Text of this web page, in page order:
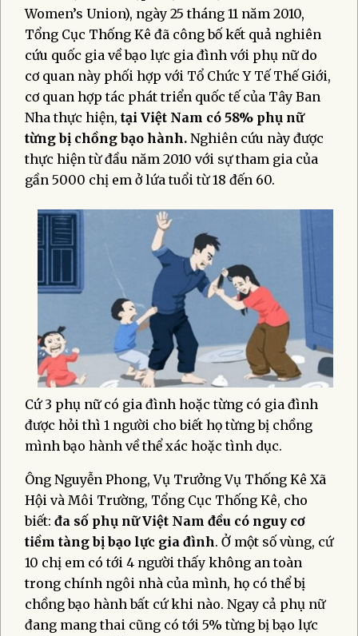
Women’s Union), ngày 25 tháng 11 năm 2010,
Tổng Cục Thống Kê đã công bố kết quả nghiên
cứu quốc gia về bạo lực gia đình với phụ nữ do
cơ quan này phối hợp với Tổ Chức Y Tế Thế Giới,
cơ quan hợp tác phát triển quốc tế của Tây Ban
Nha thực hiện, tại Việt Nam có 58% phụ nữ
từng bị chồng bạo hành. Nghiên cứu này được
thực hiện từ đầu năm 2010 với sự tham gia của
gần 5000 chị em ở lứa tuổi từ 18 đến 60.
Cứ 3 phụ nữ có gia đình hoặc từng có gia đình
được hỏi thì 1 người cho biết họ từng bị chồng
mình bạo hành về thể xác hoặc tình dục.
Ông Nguyễn Phong, Vụ Trưởng Vụ Thống Kê Xã
Hội và Môi Trường, Tổng Cục Thống Kê, cho
biết: đa số phụ nữ Việt Nam đều có nguy cơ
tiềm tàng bị bạo lực gia đình. Ở một số vùng, cứ
10 chị em có tới 4 người thấy không an toàn
trong chính ngôi nhà của mình, họ có thể bị
chồng bạo hành bất cứ khi nào. Ngay cả phụ nữ
đang mang thai cũng có tới 5% từng bị bạo lực